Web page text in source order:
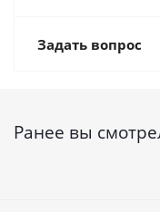
Задать вопрос
Ранее вы